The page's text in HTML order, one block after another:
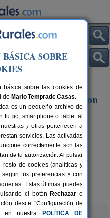
Saldaña de Ayllon
4-8+4 pers.
desde33 €
(Segovia)
SOBRE
básica sobre las cookies de
de Mario Temprado Casas.
es un pequeño archivo de
tu pc, smartphone o tablet al
y otras pertenecen a
servicios. Las activadas
correctamente son las
de tu autorización. Al pulsar
resto de cookies (analíticas y
según tus preferencias y con
Estas últimas puedes
el botón Rechazar o
desde “Configuración de
en nuestra
POLÍTICA DE